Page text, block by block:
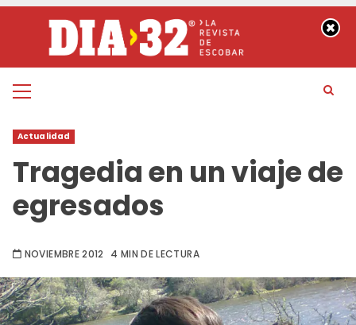
contenido
Menú
Actualidad
Tragedia en un viaje de
egresados
NOVIEMBRE 2012 4 MIN DE LECTURA